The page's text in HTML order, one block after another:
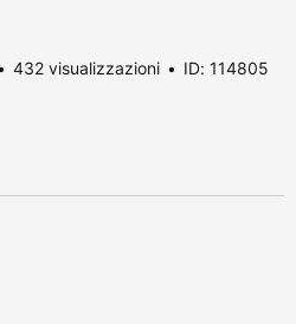
432 visualizzazioni ID: 114805